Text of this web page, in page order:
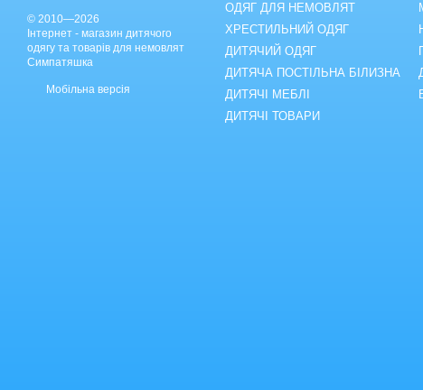
© 2010—2026
Інтернет - магазин дитячого
одягу та товарів для немовлят
Симпатяшка
Мобільна версія
ОДЯГ ДЛЯ НЕМОВЛЯТ
ХРЕСТИЛЬНИЙ ОДЯГ
ДИТЯЧИЙ ОДЯГ
ДИТЯЧА ПОСТІЛЬНА БІЛИЗНА
ДИТЯЧІ МЕБЛІ
ДИТЯЧІ ТОВАРИ